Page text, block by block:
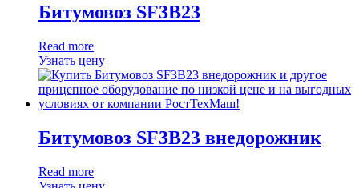
Битумовоз SF3B23
Read more
Узнать цену
Битумовоз SF3B23 внедорожник
Read more